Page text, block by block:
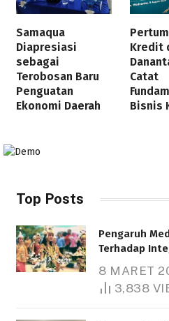
Samaqua
Diapresiasi
sebagai
Terobosan Baru
Penguatan
Ekonomi Daerah
Kredit
Catat
Bisnis
Top Posts
Pengaruh
Terhadap
8 MARET
3,838